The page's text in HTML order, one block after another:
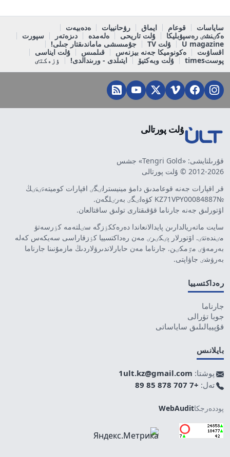
ساياسات قوعام ايماق رۋحانييات
ەدەبيەت
ەكٸنشٸ رەسپۋبليكا
ۇلت تاريحى ەلەمدە دىزەتەر
سپورت
U magazine
ۇلت TV
جۇمىسشى ماماندىقتار جىلى!
اقساۋىت
ەكونوميكا جەنە بيزنەس قىلمىس
ۇلت ايناسى
پوستtimes
ۇلت وبەكتيۆ ايتىلدى - ورىندالدى! ٶزەكتٸ
ۇلت پورتالى
قۇرىلتايشى: «Tengri Gold» جشس
2012-2026 © ۇلت پورتالى
قر اقپارات جەنە قوعامدىق دامۋ مينيسترلٸگٸ اقپارات كوميتەتٸنٸڭ
№KZ71VPY00084887 كۋەلٸگٸ بەرٸلگەن.
اۆتورلىق جەنە جارناما قۇقىقتارى تولىق ساقتالعان.
سايت ماتەريالدارىن پايدالانعاندا دەرەككٶزگە سٸلتەمە كٶرسەتۋ
مٸندەتتٸ. اۆتورلار پٸكٸرٸ مەن رەداكتسييا كٶزقاراسى سەيكەس كەلە
بەرمەۋٸ مٷمكٸن. جارناما مەن حابارلاندىرۋلاردىڭ مازمۇنىنا جارناما
بەرۋشٸ جاۋاپتى.
رەداكتسييا
جارناما
جوبا تۋرالى
قۇپييالىلىق ساياساتى
بايلانىس
پوشتا: 1ult.kz@gmail.com
تەل: +7 707 878 85 89
پوددەرجكاWebAudit